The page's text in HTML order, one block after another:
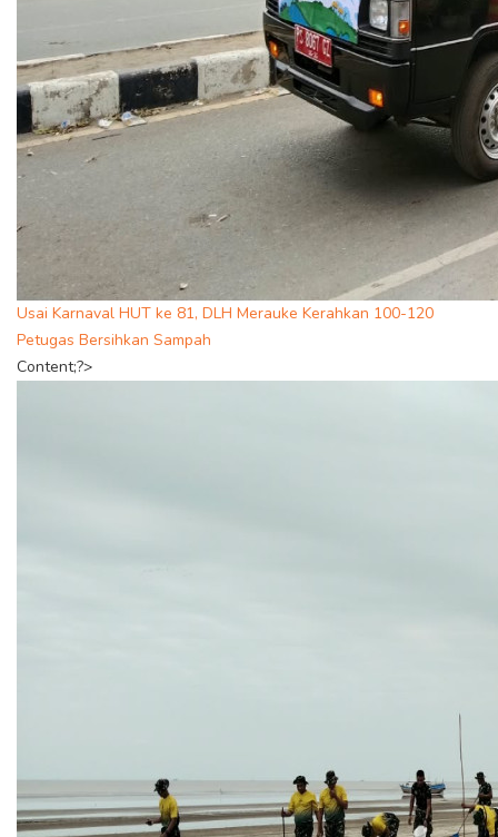
Usai Karnaval HUT ke 81, DLH Merauke Kerahkan 100-120
Petugas Bersihkan Sampah
Content;?>